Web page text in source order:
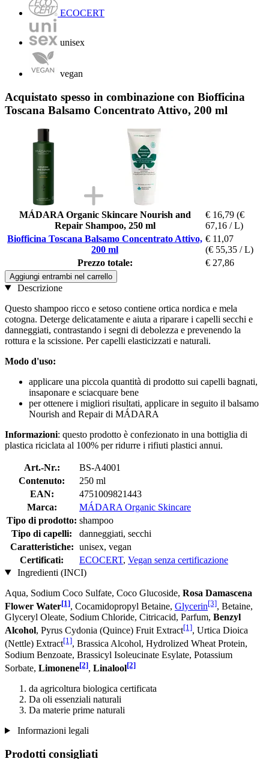
ECOCERT
unisex
vegan
Acquistato spesso in combinazione con Biofficina
Toscana Balsamo Concentrato Attivo, 200 ml
MÁDARA Organic Skincare Nourish and
Repair Shampoo, 250 ml
€ 16,79 (€
67,16 / L)
Biofficina Toscana Balsamo Concentrato Attivo,
200 ml
€ 11,07
(€ 55,35 / L)
Prezzo totale:
€ 27,86
Aggiungi entrambi nel carrello
Descrizione
Questo shampoo ricco e setoso contiene ortica nordica e mela
cotogna. Deterge delicatamente e aiuta a riparare i capelli secchi e
danneggiati, contrastando i segni di debolezza e prevenendo la
rottura e la scissione. Per capelli elasticizzati e naturali.
Modo d'uso:
applicare una piccola quantità di prodotto sui capelli bagnati,
insaponare e sciacquare bene
per ottenere i migliori risultati, applicare in seguito il balsamo
Nourish and Repair di MÁDARA
Informazioni: questo prodotto è confezionato in una bottiglia di
plastica riciclata al 100% per ridurre i rifiuti plastici annui.
Art.-Nr.:
BS-A4001
Contenuto:
250 ml
EAN:
4751009821443
Marca:
MÁDARA Organic Skincare
Tipo di prodotto: shampoo
Tipo di capelli:
danneggiati, secchi
Caratteristiche: unisex, vegan
Certificati:
ECOCERT, Vegan senza certificazione
Ingredienti (INCI)
Aqua, Sodium Coco­ Sulfate, Coco Glucoside, Rosa Damascena
Flower Water[1], Cocamidopropyl Betaine, Glycerin[3], Betaine,
Glyceryl Oleate, Sodium Chloride, Citricacid, Parfum, Benzyl
Alcohol, Pyrus Cydonia (Quince) Fruit Extract[1], Urtica Dioica
(Nettle) Extract[1], Brassica Alcohol, Hydrolized Wheat Protein,
Sodium Benzoate, Brassicyl Isoleucinate Esylate, Potassium
Sorbate, Limonene[2], Linalool[2]
da agricoltura biologica certificata
Da oli essenziali naturali
Da materie prime naturali
Informazioni legali
Prodotti consigliati